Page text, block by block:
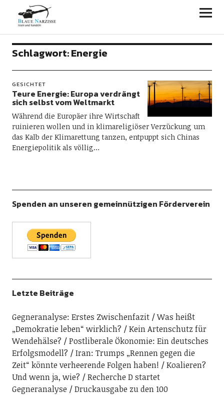
Blaue Narzisse
Schlagwort:Energie
GESICHTET
Teure Energie: Europa verdrängt
sich selbst vom Weltmarkt
Während die Europäer ihre Wirtschaft
ruinieren wollen und in klimareligiöser Verzückung um
das Kalb der Klimarettung tanzen, entpuppt sich Chinas
Energiepolitik als völlig…
Spenden an unseren gemeinnützigen Förderverein
Letzte Beiträge
Gegneranalyse: Erstes Zwischenfazit
Was heißt
„Demokratie leben“ wirklich?
Kein Artenschutz für
Wendehälse?
Postliberale Ökonomie: Ein deutsches
Erfolgsmodell?
Iran: Trumps „Rennen gegen die
Zeit“ könnte verheerende Folgen haben!
Koalieren?
Und wenn ja, wie?
Recherche D startet
Gegneranalyse
Druckausgabe zu den 100